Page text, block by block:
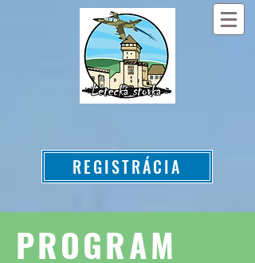
REGISTRÁCIA
PROGRAM